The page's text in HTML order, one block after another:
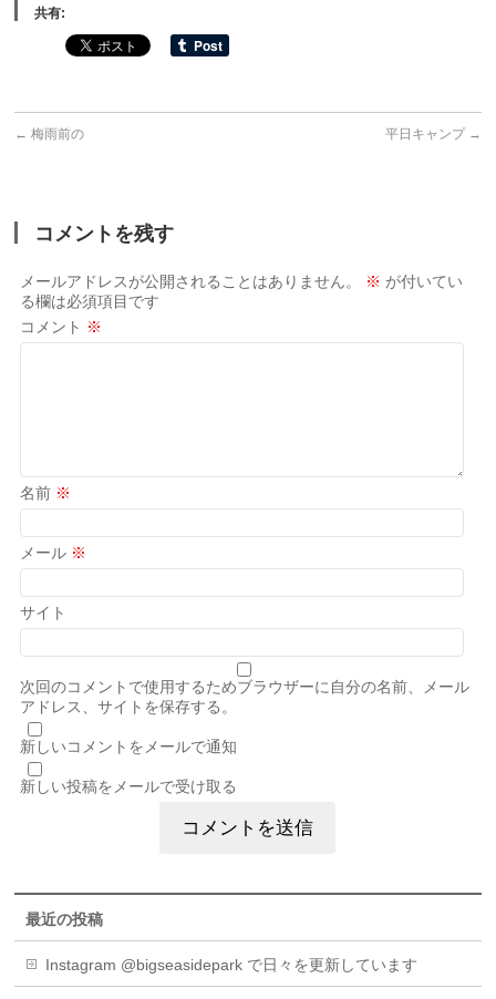
共有:
← 梅雨前の 平日キャンプ →
コメントを残す
メールアドレスが公開されることはありません。 ※ が付いてい
る欄は必須項目です
コメント ※
名前 ※
メール ※
サイト
次回のコメントで使用するためブラウザーに自分の名前、メール
アドレス、サイトを保存する。
新しいコメントをメールで通知
新しい投稿をメールで受け取る
最近の投稿
Instagram @bigseasidepark で日々を更新しています